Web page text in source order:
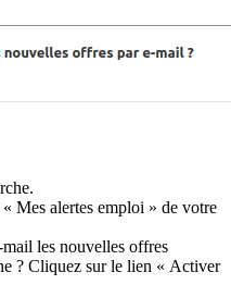
Mes alertes emploi » de votre
les nouvelles offres
? Cliquez sur le lien « Activer